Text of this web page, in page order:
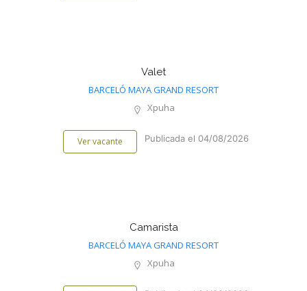
Valet
BARCELÓ MAYA GRAND RESORT
Xpuha
Ver vacante Publicada el 04/08/2026
Camarista
BARCELÓ MAYA GRAND RESORT
Xpuha